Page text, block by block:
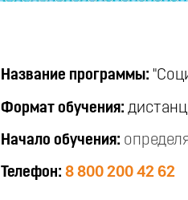
Название программы:
Формат обучения:
Начало обучения:
Телефон: 8 800 200 42 62